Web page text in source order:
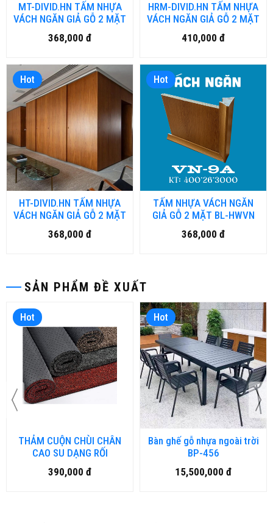
SẢN PHẨM ĐỀ XUẤT
Hot
THẢM CUỘN CHÙI CHÂN
CAO SU DẠNG RỐI
390,000 đ
Hot
Bàn ghế gỗ nhựa ngoài trời
BP-456
15,500,000 đ
MT-DIVID.HN TẤM NHỰA
VÁCH NGĂN GIẢ GỖ 2 MẶT
368,000 đ
HRM-DIVID.HN TẤM NHỰA
VÁCH NGĂN GIẢ GỖ 2 MẶT
410,000 đ
Hot
HT-DIVID.HN TẤM NHỰA
VÁCH NGĂN GIẢ GỖ 2 MẶT
368,000 đ
Hot
TẤM NHỰA VÁCH NGĂN
GIẢ GỖ 2 MẶT BL-HWVN
368,000 đ